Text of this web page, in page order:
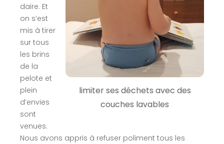
limiter ses déchets avec des
couches lavables
daire. Et
on s’est
mis à tirer
sur tous
les brins
de la
pelote et
plein
d’envies
sont
venues.
Nous avons appris à refuser poliment tous les